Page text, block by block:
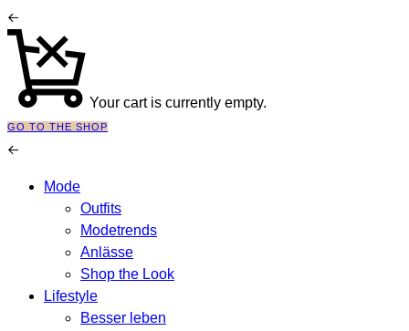
Your cart is currently empty.
GO TO THE SHOP
Mode
Outfits
Modetrends
Anlässe
Shop the Look
Lifestyle
Besser leben